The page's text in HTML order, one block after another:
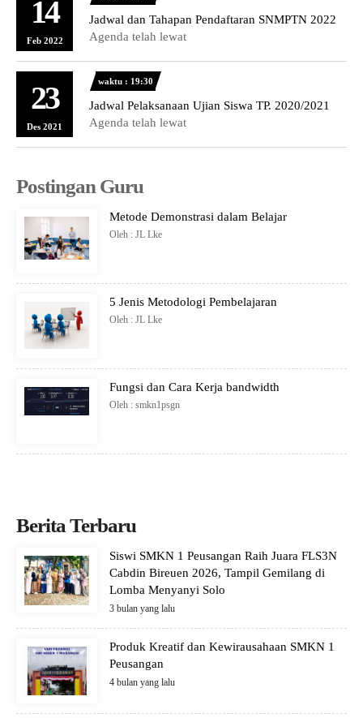
14
Feb 2022
Jadwal dan Tahapan Pendaftaran SNMPTN 2022
Agenda telah lewat
23
Des 2021
waktu : 19:30
Jadwal Pelaksanaan Ujian Siswa TP. 2020/2021
Agenda telah lewat
Postingan Guru
Metode Demonstrasi dalam Belajar
Oleh : JL Lke
5 Jenis Metodologi Pembelajaran
Oleh : JL Lke
Fungsi dan Cara Kerja bandwidth
Oleh : smkn1psgn
Berita Terbaru
Siswi SMKN 1 Peusangan Raih Juara FLS3N
Cabdin Bireuen 2026, Tampil Gemilang di
Lomba Menyanyi Solo
3 bulan yang lalu
Produk Kreatif dan Kewirausahaan SMKN 1
Peusangan
4 bulan yang lalu